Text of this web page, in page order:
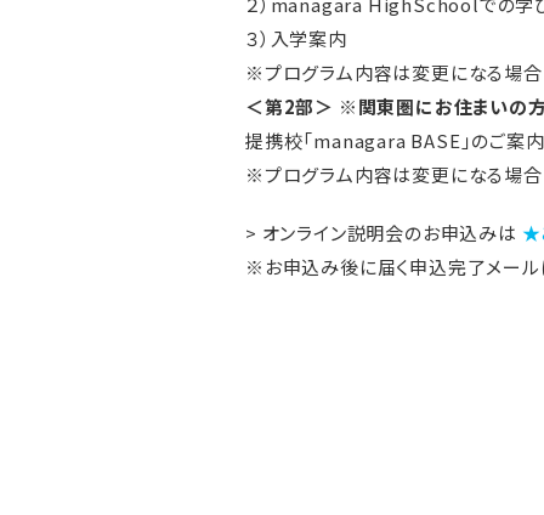
３）入学案内
※プログラム内容は変更になる場合
＜第2部＞ ※関東圏にお住まいの
提携校「managara BASE」のご案内
※プログラム内容は変更になる場合
> オンライン説明会のお申込みは ★
※お申込み後に届く申込完了メール